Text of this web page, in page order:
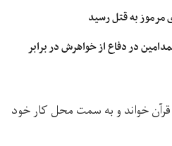
مرموز به قتل رسید
در دفاع از خواهرش در برابر
قرآن خواند و به سمت محل کار خود